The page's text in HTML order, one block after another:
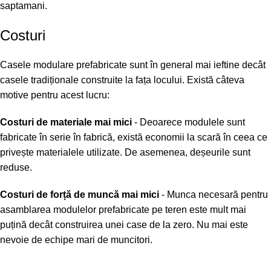
saptamani.
Costuri
Casele modulare prefabricate sunt în general mai ieftine decât
casele tradiționale construite la fața locului. Există câteva
motive pentru acest lucru:
Costuri de materiale mai mici - Deoarece modulele sunt
fabricate în serie în fabrică, există economii la scară în ceea ce
privește materialele utilizate. De asemenea, deșeurile sunt
reduse.
Costuri de forță de muncă mai mici - Munca necesară pentru
asamblarea modulelor prefabricate pe teren este mult mai
puțină decât construirea unei case de la zero. Nu mai este
nevoie de echipe mari de muncitori.